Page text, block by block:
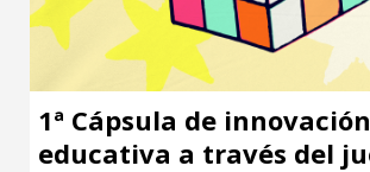
1ª Cápsula de innovación
educativa a través del